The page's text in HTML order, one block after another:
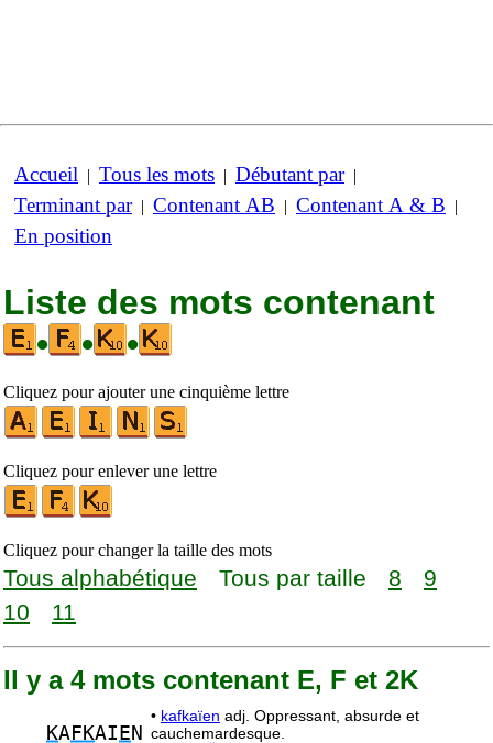
Accueil | Tous les mots | Débutant par|
Terminant par| Contenant AB | Contenant A & B |
En position
Liste des mots contenant
•
• •
Cliquez pour ajouter une cinquième lettre
Cliquez pour enlever une lettre
Cliquez pour changer la taille des mots
Tous alphabétique Tous par taille 8
9
10
11
Il y a 4 mots contenant E, F et 2K
KAFKAI E N
• kafkaïen adj. Oppressant, absurde et
cauchemardesque.